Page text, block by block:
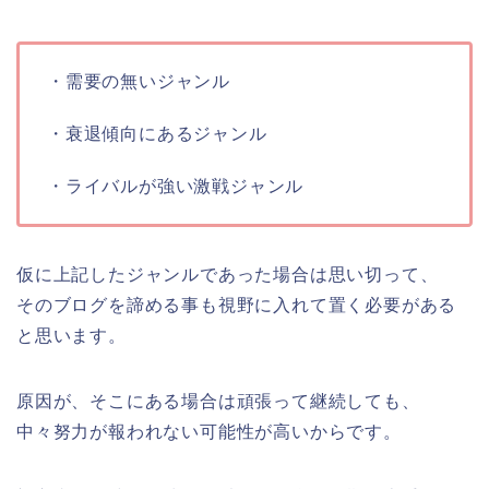
・需要の無いジャンル
・衰退傾向にあるジャンル
・ライバルが強い激戦ジャンル
仮に上記したジャンルであった場合は思い切って、
そのブログを諦める事も視野に入れて置く必要がある
と思います。
原因が、そこにある場合は頑張って継続しても、
中々努力が報われない可能性が高いからです。